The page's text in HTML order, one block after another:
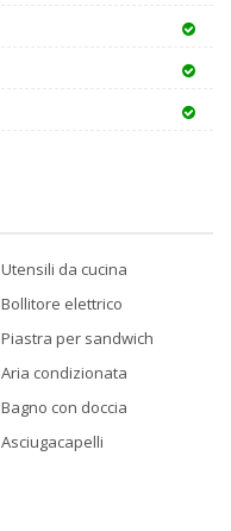
Utensili da cucina
Bollitore elettrico
Piastra per sandwich
Aria condizionata
Bagno con doccia
Asciugacapelli